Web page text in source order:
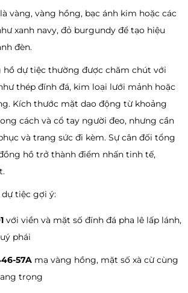
vàng, vàng hồng, bạc ánh kim hoặc các
xanh navy, đỏ burgundy để tạo hiệu
đèn.
hồ dự tiệc thường được chăm chút với
thép đính đá, kim loại lưới mảnh hoặc
Kích thước mặt dao động từ khoảng
cách và cổ tay người đeo, nhưng cần
và trang sức đi kèm. Sự cân đối tổng
hồ trở thành điểm nhấn tinh tế,
tiệc gợi ý:
với viền và mặt số đính đá pha lê lấp lánh,
phái
57A mạ vàng hồng, mặt số xà cừ cùng
trọng